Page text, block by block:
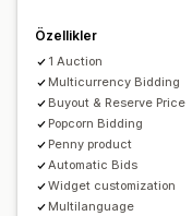
Özellikler
1 Auction
Multicurrency Bidding
Buyout & Reserve Price
Popcorn Bidding
Penny product
Automatic Bids
Widget customization
Multilanguage